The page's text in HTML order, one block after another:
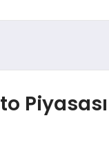
Piyasası